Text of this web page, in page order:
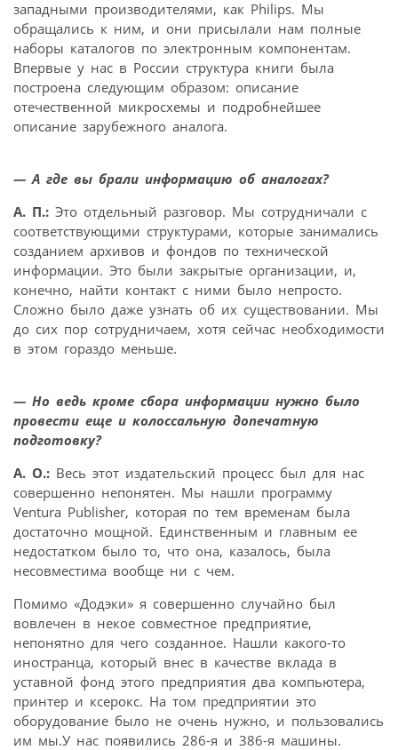
западными производителями, как Philips. Мы
обращались к ним, и они присылали нам полные
наборы каталогов по электронным компонентам.
Впервые у нас в России структура книги была
построена следующим образом: описание
отечественной микросхемы и подробнейшее
описание зарубежного аналога.
— А где вы брали информацию об аналогах?
А. П.: Это отдельный разговор. Мы сотрудничали с
соответствующими структурами, которые занимались
созданием архивов и фондов по технической
информации. Это были закрытые организации, и,
конечно, найти контакт с ними было непросто.
Сложно было даже узнать об их существовании. Мы
до сих пор сотрудничаем, хотя сейчас необходимости
в этом гораздо меньше.
— Но ведь кроме сбора информации нужно было
провести еще и колоссальную допечатную
подготовку?
А. О.: Весь этот издательский процесс был для нас
совершенно непонятен. Мы нашли программу
Ventura Publisher, которая по тем временам была
достаточно мощной. Единственным и главным ее
недостатком было то, что она, казалось, была
несовместима вообще ни с чем.
Помимо «Додэки» я совершенно случайно был
вовлечен в некое совместное предприятие,
непонятно для чего созданное. Нашли какого-то
иностранца, который внес в качестве вклада в
уставной фонд этого предприятия два компьютера,
принтер и ксерокс. На том предприятии это
оборудование было не очень нужно, и пользовались
им мы.У нас появились 286-я и 386-я машины.